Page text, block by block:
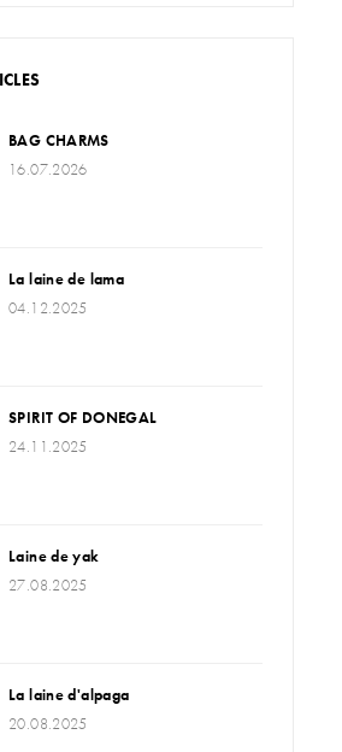
BAG CHARMS
16.07.2026
La laine de lama
04.12.2025
SPIRIT OF DONEGAL
24.11.2025
Laine de yak
27.08.2025
La laine d'alpaga
20.08.2025